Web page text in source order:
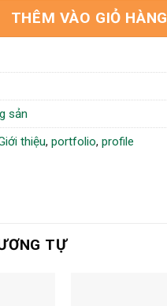
bất động sản 27 số lượng
THÊM VÀO GIỎ HÀNG
sản
thiệu, portfolio, profile
TỰ